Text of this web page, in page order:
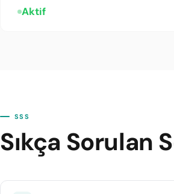
Aktif
SSS
Sıkça Sorulan